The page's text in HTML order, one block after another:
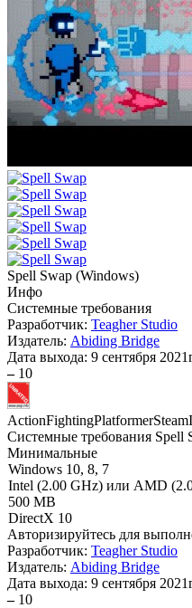
Spell Swap (Windows)
Инфо
Системные требования
Разработчик: Teagher Studio
Издатель: Abiding Bridge
Дата выхода: 9 сентября
– 10
ActionFightingPlatformerSteam
Системные требования Spell
Минимальные
Windows 10, 8, 7
Intel (2.00 GHz) или AMD
500 MB
DirectX 10
Авторизируйтесь для
Разработчик: Teagher Studio
Издатель: Abiding Bridge
Дата выхода: 9 сентября
– 10